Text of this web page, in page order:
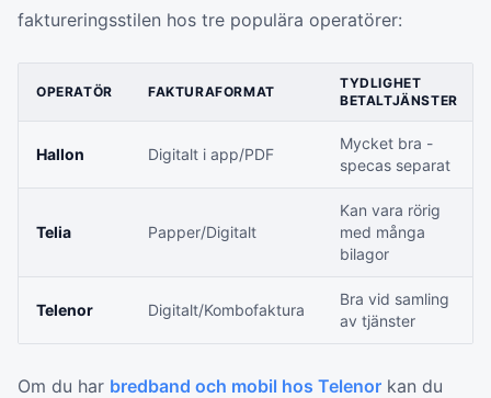
faktureringsstilen hos tre populära operatörer:
OPERATÖR FAKTURAFORMAT
TYDLIGHET
BETALTJÄNSTER
Hallon Digitalt i app/PDF
Mycket bra -
specas separat
Telia Papper/Digitalt
Kan vara rörig
med många
bilagor
Telenor Digitalt/Kombofaktura
Bra vid samling
av tjänster
Om du har bredband och mobil hos Telenor kan du